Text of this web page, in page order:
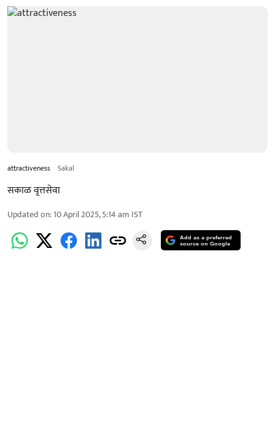
attractiveness Sakal
सकाळ वृत्तसेवा
Updated on:10 April 2025, 5:14 am IST
Add as a preferred
source on Google